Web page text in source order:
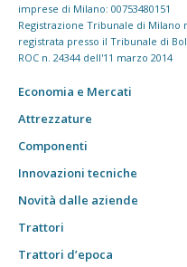
imprese di Milano: 00753480151
Registrazione Tribunale di Milano
registrata presso il Tribunale di
ROC n. 24344 dell'11 marzo 2014
Economia e Mercati
Attrezzature
Componenti
Innovazioni tecniche
Novità dalle aziende
Trattori
Trattori d’epoca